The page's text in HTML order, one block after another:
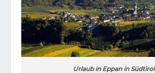
Urlaub in Eppan in Südtirol